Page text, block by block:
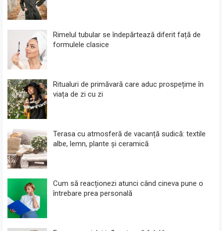
Rimelul tubular se îndepărtează diferit față de
formulele clasice
Ritualuri de primăvară care aduc prospețime în
viața de zi cu zi
Terasa cu atmosferă de vacanță sudică: textile
albe, lemn, plante și ceramică
Cum să reacționezi atunci când cineva pune o
întrebare prea personală